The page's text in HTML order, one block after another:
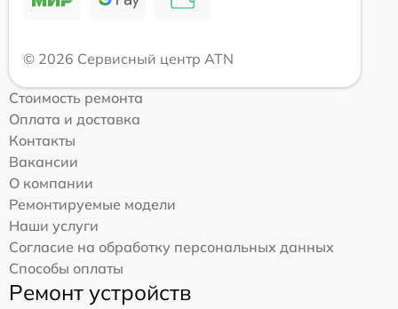
© 2026 Сервисный центр ATN
Стоимость ремонта
Оплата и доставка
Контакты
Вакансии
О компании
Ремонтируемые модели
Наши услуги
Согласие на обработку персональных данных
Способы оплаты
Ремонт устройств